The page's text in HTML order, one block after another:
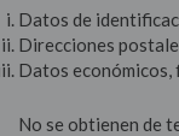
Datos de
Direcciones
Datos económicos,
No se obtienen de